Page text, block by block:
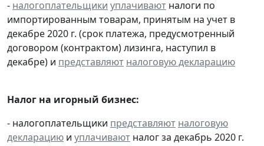
- налогоплательщики уплачивают налоги по
импортированным товарам, принятым на учет в
декабре 2020 г. (срок платежа, предусмотренный
договором (контрактом) лизинга, наступил в
декабре) и представляют налоговую декларацию
Налог на игорный бизнес:
- налогоплательщики представляют налоговую
декларацию и уплачивают налог за декабрь 2020 г.